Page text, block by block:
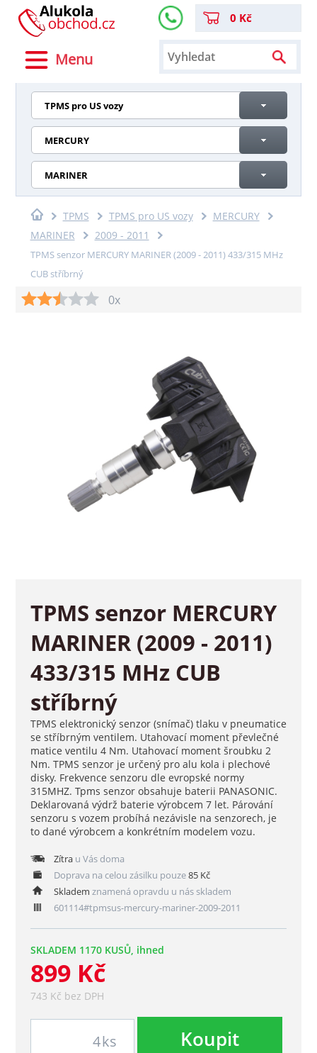
Menu
0 Kč
TPMS pro US vozy
MERCURY
MARINER
TPMS TPMS pro US vozy
MERCURY
MARINER
2009 - 2011
TPMS senzor MERCURY MARINER (2009 - 2011) 433/315 MHz
CUB stříbrný
0x
TPMS senzor MERCURY
MARINER (2009 - 2011)
433/315 MHz CUB
stříbrný
TPMS elektronický senzor (snímač) tlaku v pneumatice
se stříbrným ventilem. Utahovací moment převlečné
matice ventilu 4 Nm. Utahovací moment šroubku 2
Nm. TPMS senzor je určený pro alu kola i plechové
disky. Frekvence senzoru dle evropské normy
315MHZ. Tpms senzor obsahuje baterii PANASONIC.
Deklarovaná výdrž baterie výrobcem 7 let. Párování
senzoru s vozem probíhá nezávisle na senzorech, je
to dané výrobcem a konkrétním modelem vozu.
Zítrau Vás doma
Doprava na celou zásilku pouze85 Kč
Skladem znamená opravdu u nás skladem
601114#tpmsus-mercury-mariner-2009-2011
SKLADEM 1170 KUSŮ, ihned
899 Kč
743 Kč bez DPH
ks Koupit